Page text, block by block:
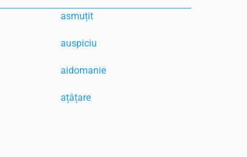
asmuțit
auspiciu
aidomanie
ațâțare